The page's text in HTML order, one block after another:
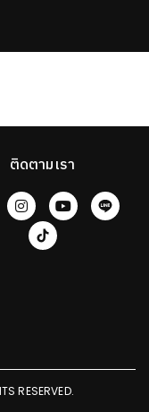
ติดตามเรา
RESERVED.